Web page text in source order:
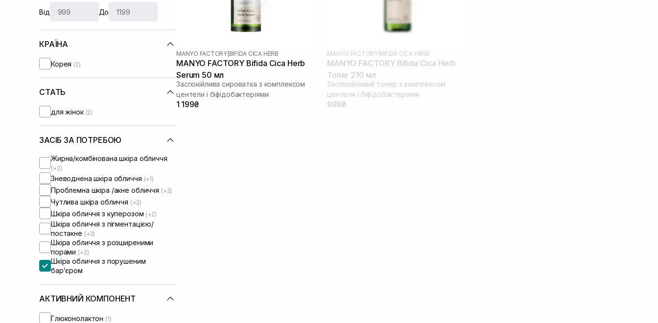
Від До
КРАЇНА
Корея (2)
СТАТЬ
для жінок (2)
ЗАСІБ ЗА ПОТРЕБОЮ
Жирна/комбінована шкіра обличчя
(+2)
Зневоднена шкіра обличчя (+1)
Проблемна шкіра /акне обличчя (+2)
Чутлива шкіра обличчя (+2)
Шкіра обличчя з куперозом (+2)
Шкіра обличчя з пігментацією/
постакне (+2)
Шкіра обличчя з розширеними
порами (+2)
Шкіра обличчя з порушеним
барʼєром
АКТИВНИЙ КОМПОНЕНТ
Глюконолактон (1)
MANYO FACTORY| BIFIDA CICA HERB
MANYO FACTORY Bifida Cica Herb
Serum 50 мл
Заспокійлива сироватка з комплексом
центели і біфідобактеріями
1 199₴
MANYO FACTORY| BIFIDA CICA HERB
MANYO FACTORY Bifida Cica Herb
Toner 210 мл
Заспокійливий тонер з комплексом
центели і біфідобактеріями
999₴